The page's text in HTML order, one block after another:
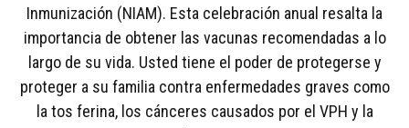
Inmunización (NIAM). Esta celebración anual resalta la
importancia de obtener las vacunas recomendadas a lo
largo de su vida. Usted tiene el poder de protegerse y
proteger a su familia contra enfermedades graves como
la tos ferina, los cánceres causados ​​por el VPH y la